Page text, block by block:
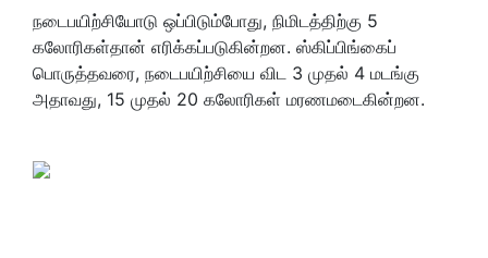
நடைபயிற்சியோடு ஒப்பிடும்போது, நிமிடத்திற்கு 5
கலோரிகள்தான் எரிக்கப்படுகின்றன. ஸ்கிப்பிங்கைப்
பொருத்தவரை, நடைபயிற்சியை விட 3 முதல் 4 மடங்கு
அதாவது, 15 முதல் 20 கலோரிகள் மரணமடைகின்றன.